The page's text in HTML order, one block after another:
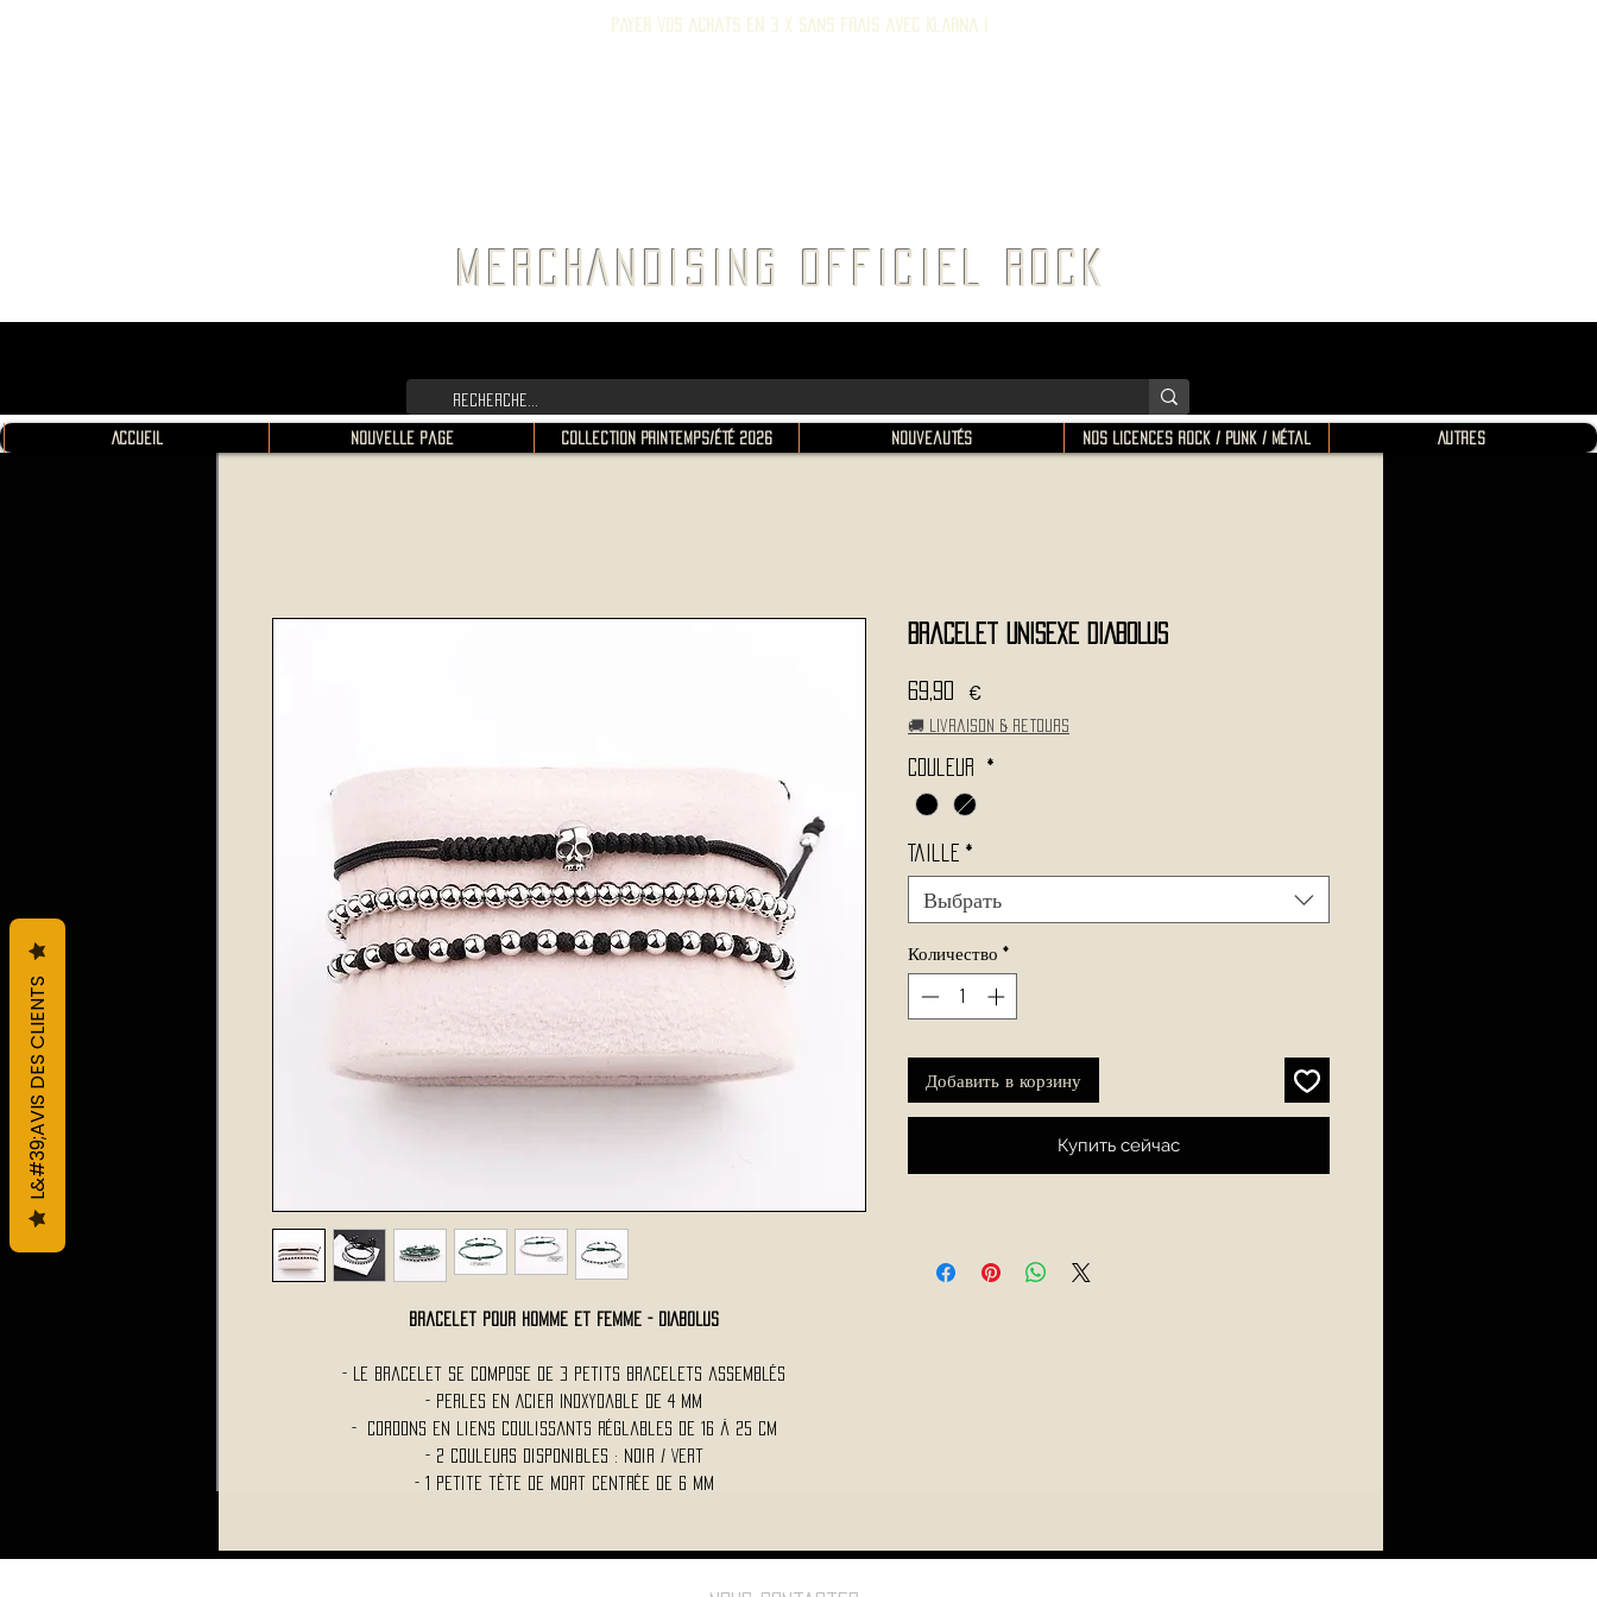
Payer vos achats en 3 x sans frais avec Klarna !
MERCHANDISING OFFICIEL ROCK
Accueil Nouvelle page Collection Printemps/Été 2026 Nouveautés Nos Licences Rock / Punk / Métal Autres
Bracelet pour Homme et Femme - DIABOLUS
- Le bracelet se compose de 3 petits bracelets assemblés
- Perles en Acier Inoxydable de 4 Mm
- Cordons en liens coulissants réglables de 16 à 25 Cm
- 2 Couleurs disponibles : Noir / Vert
- 1 Petite tète de Mort centrée de 6 Mm
Bracelet Unisexe DIABOLUS
69,90 €
🚚 Livraison & retours
Couleur *
Taille *
Выбрать
Количество *
Добавить в корзину
Купить сейчас
L&#39;AVIS DES CLIENTS